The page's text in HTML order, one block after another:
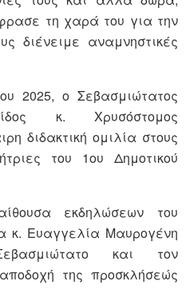
τη χαρά του για την
διένειμε αναμνηστικές
2025, ο Σεβασμιώτατος
κ. Χρυσόστομος
διδακτική ομιλία στους
του 1ου Δημοτικού
εκδηλώσεων του
κ. Ευαγγελία Μαυρογένη
και τον
της προσκλήσεώς